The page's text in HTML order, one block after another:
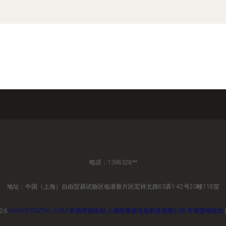
电话：1398328**
地址：中国（上海）自由贸易试验区临港新片区宏祥北路83弄1-42号20幢118室
WWW.FZSSTWL.COM 市场营销策划 上海暄青妍信息科技有限公司 市场营销策划